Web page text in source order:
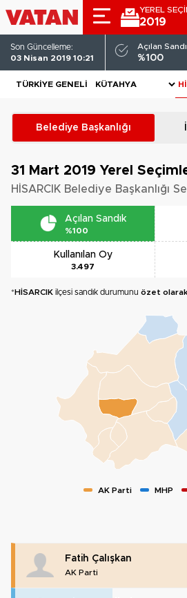
YEREL
2019
Son Güncelleme:
03 Nisan 2019 10:21
Açılan
%100
TÜRKIYE GENELI
Belediye Başkanlığı
31 Mart 2019 Yerel
HİSARCIK Belediye Başkanlığı
Açılan Sandık
%100
Kullanılan Oy
3.497
*HİSARCIK ilçesi sandık durumunu özet
AK Parti MHP
Fatih Çalışkan
AK Parti